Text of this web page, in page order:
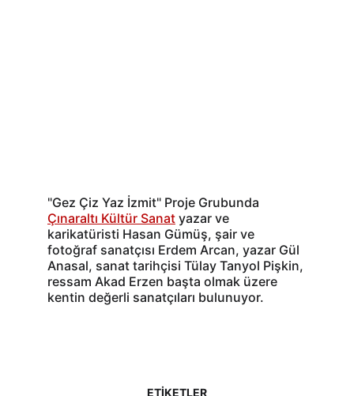
"Gez Çiz Yaz İzmit" Proje Grubunda
Çınaraltı Kültür Sanat yazar ve
karikatüristi Hasan Gümüş, şair ve
fotoğraf sanatçısı Erdem Arcan, yazar Gül
Anasal, sanat tarihçisi Tülay Tanyol Pişkin,
ressam Akad Erzen başta olmak üzere
kentin değerli sanatçıları bulunuyor.
ETİKETLER